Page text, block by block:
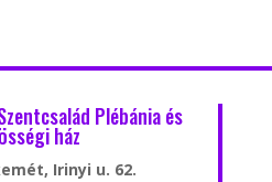
Plébánia és
ház
Irinyi u. 62.